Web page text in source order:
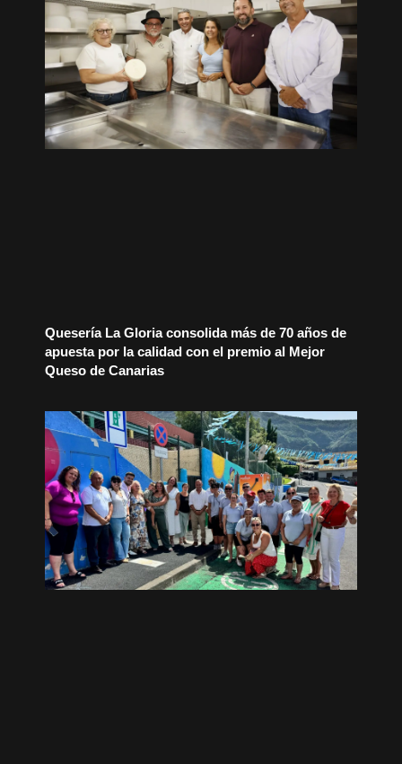
Quesería La Gloria consolida más de 70 años de
apuesta por la calidad con el premio al Mejor
Queso de Canarias